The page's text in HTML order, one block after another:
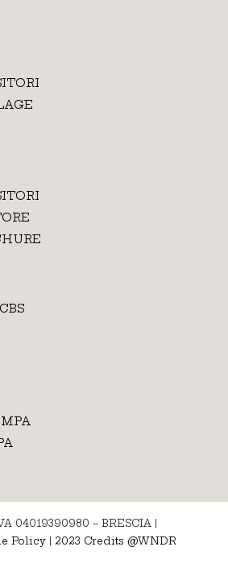
04019390980 – BRESCIA
Policy 2023 Credits @WNDR